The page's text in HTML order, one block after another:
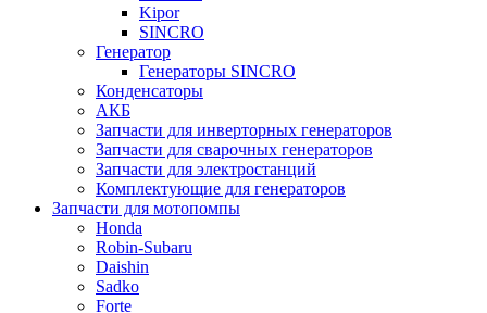
Kipor
SINCRO
Генератор
Генераторы SINCRO
Конденсаторы
АКБ
Запчасти для инверторных генераторов
Запчасти для сварочных генераторов
Запчасти для электростанций
Комплектующие для генераторов
Запчасти для мотопомпы
Honda
Robin-Subaru
Daishin
Sadko
Forte